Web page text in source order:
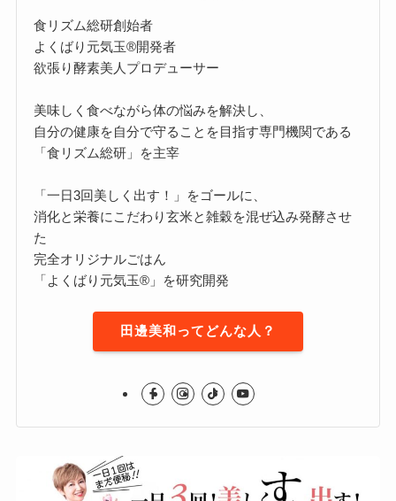
食リズム総研創始者
よくばり元気玉®開発者
欲張り酵素美人プロデューサー
美味しく食べながら体の悩みを解決し、
自分の健康を自分で守ることを目指す専門機関である
「食リズム総研」を主宰
「一日3回美しく出す！」をゴールに、
消化と栄養にこだわり玄米と雑穀を混ぜ込み発酵させ
た
完全オリジナルごはん
「よくばり元気玉®」を研究開発
田邊美和ってどんな人？